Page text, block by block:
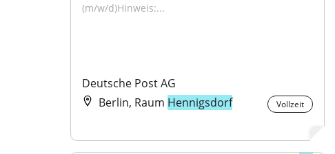
(m/w/d)Hinweis:...
Deutsche Post AG
Berlin, Raum Hennigsdorf Vollzeit